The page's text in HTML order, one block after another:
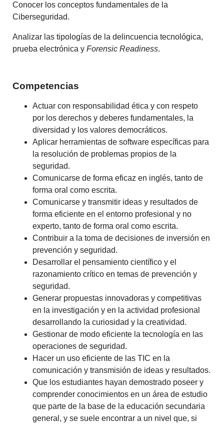
Conocer los conceptos fundamentales de la
Ciberseguridad.
Analizar las tipologías de la delincuencia tecnológica,
prueba electrónica yForensic Readiness.
Competencias
Actuar con responsabilidad ética y con respeto
por los derechos y deberes fundamentales, la
diversidad y los valores democráticos.
Aplicar herramientas de software específicas para
la resolución de problemas propios de la
seguridad.
Comunicarse de forma eficaz en inglés, tanto de
forma oral como escrita.
Comunicarse y transmitir ideas y resultados de
forma eficiente en el entorno profesional y no
experto, tanto de forma oral como escrita.
Contribuir a la toma de decisiones de inversión en
prevención y seguridad.
Desarrollar el pensamiento científico y el
razonamiento crítico en temas de prevención y
seguridad.
Generar propuestas innovadoras y competitivas
en la investigación y en la actividad profesional
desarrollando la curiosidad y la creatividad.
Gestionar de modo eficiente la tecnología en las
operaciones de seguridad.
Hacer un uso eficiente de las TIC en la
comunicación y transmisión de ideas y resultados.
Que los estudiantes hayan demostrado poseer y
comprender conocimientos en un área de estudio
que parte de la base de la educación secundaria
general, y se suele encontrar a un nivel que, si